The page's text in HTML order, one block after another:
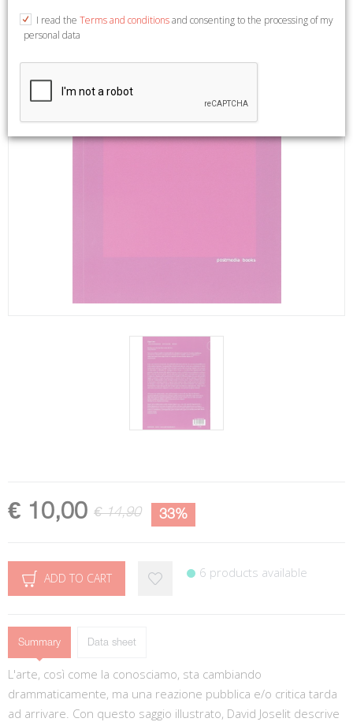
€ 10,00 € 14,90 33%
ADD TO CART 6 products available
Summary Data sheet
L'arte, così come la conosciamo, sta cambiando
drammaticamente, ma una reazione pubblica e/o critica tarda
ad arrivare. Con questo saggio illustrato, David Joselit descrive
I read the Terms and conditionsand consenting to the processing of my
personal data